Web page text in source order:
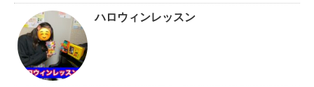
ハロウィンレッスン